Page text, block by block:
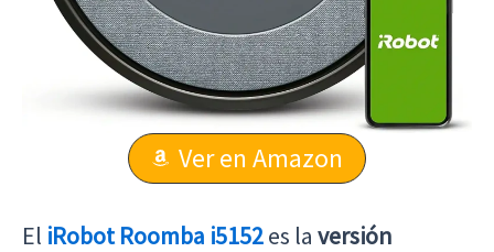
Ver en Amazon
El iRobot Roomba i5152es la versión